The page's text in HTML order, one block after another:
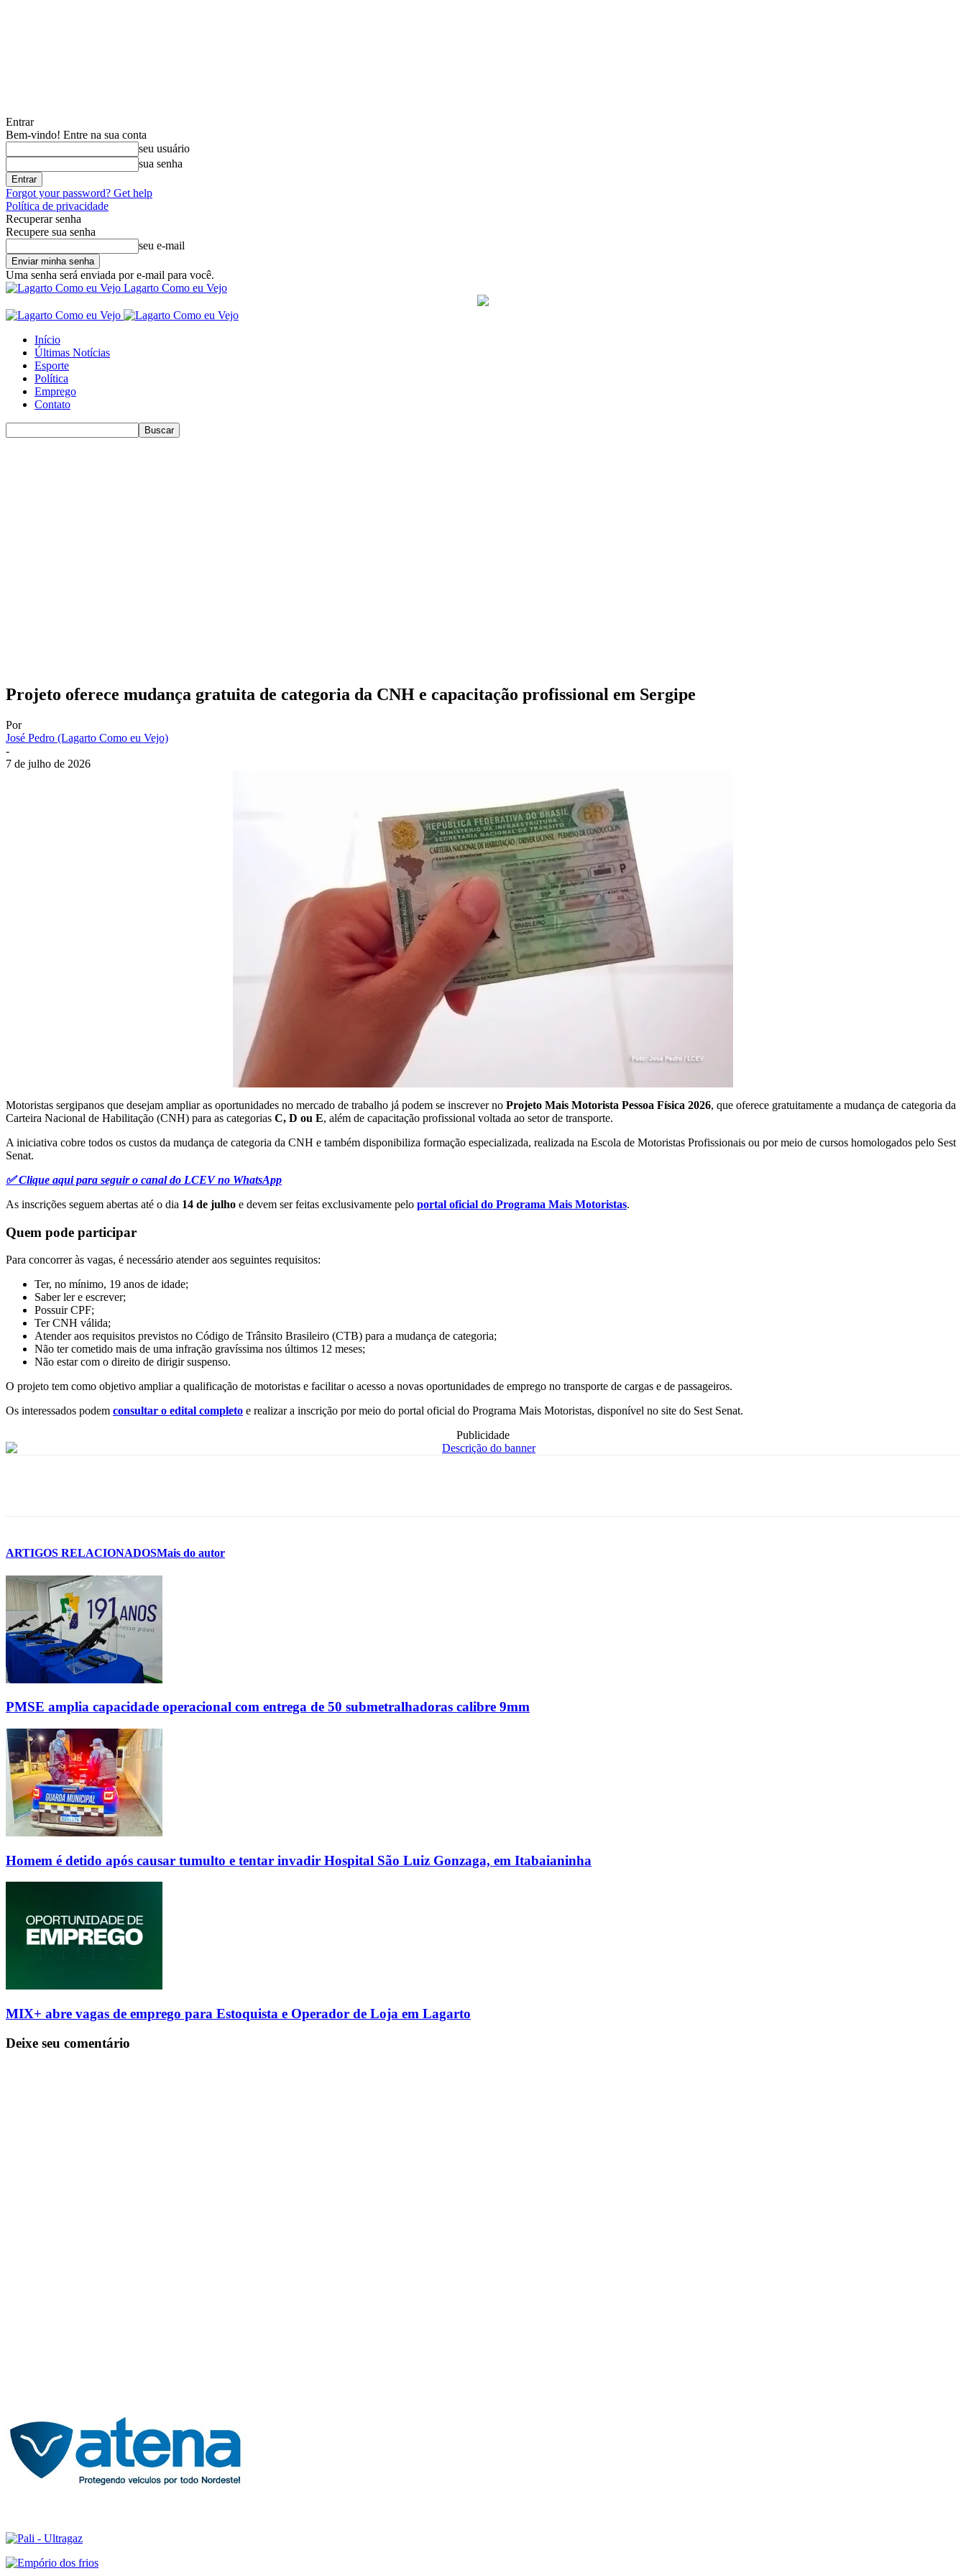
Entrar
Bem-vindo! Entre na sua conta
seu usuário
sua senha
Forgot your password? Get help
Política de privacidade
Recuperar senha
Recupere sua senha
seu e-mail
Uma senha será enviada por e-mail para você.
Lagarto Como eu Vejo
Início
Últimas Notícias
Esporte
Política
Emprego
Contato
Projeto oferece mudança gratuita de categoria da CNH e capacitação profissional em Sergipe
Por
José Pedro (Lagarto Como eu Vejo)
-
7 de julho de 2026
Motoristas sergipanos que desejam ampliar as oportunidades no mercado de trabalho já podem se inscrever no Projeto Mais Motorista Pessoa Física 2026, que oferece gratuitamente a mudança de categoria da
Carteira Nacional de Habilitação (CNH) para as categorias C, D ou E, além de capacitação profissional voltada ao setor de transporte.
A iniciativa cobre todos os custos da mudança de categoria da CNH e também disponibiliza formação especializada, realizada na Escola de Motoristas Profissionais ou por meio de cursos homologados pelo Sest
Senat.
✅ Clique aqui para seguir o canal do LCEV no WhatsApp
As inscrições seguem abertas até o dia 14 de julho e devem ser feitas exclusivamente pelo portal oficial do Programa Mais Motoristas.
Quem pode participar
Para concorrer às vagas, é necessário atender aos seguintes requisitos:
Ter, no mínimo, 19 anos de idade;
Saber ler e escrever;
Possuir CPF;
Ter CNH válida;
Atender aos requisitos previstos no Código de Trânsito Brasileiro (CTB) para a mudança de categoria;
Não ter cometido mais de uma infração gravíssima nos últimos 12 meses;
Não estar com o direito de dirigir suspenso.
O projeto tem como objetivo ampliar a qualificação de motoristas e facilitar o acesso a novas oportunidades de emprego no transporte de cargas e de passageiros.
Os interessados podem consultar o edital completo e realizar a inscrição por meio do portal oficial do Programa Mais Motoristas, disponível no site do Sest Senat.
Publicidade
ARTIGOS RELACIONADOSMais do autor
PMSE amplia capacidade operacional com entrega de 50 submetralhadoras calibre 9mm
Homem é detido após causar tumulto e tentar invadir Hospital São Luiz Gonzaga, em Itabaianinha
MIX+ abre vagas de emprego para Estoquista e Operador de Loja em Lagarto
Deixe seu comentário